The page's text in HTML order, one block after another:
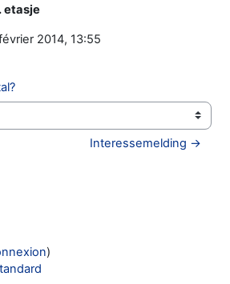
etasje
2014, 13:55
Interessemelding →
)